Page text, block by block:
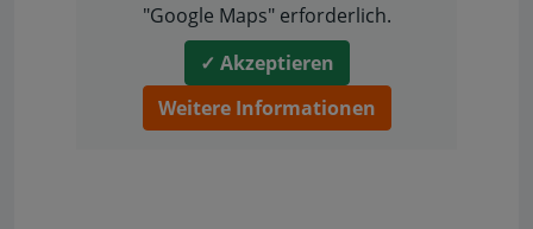
"Google Maps" erforderlich.
✓ Akzeptieren
Weitere Informationen